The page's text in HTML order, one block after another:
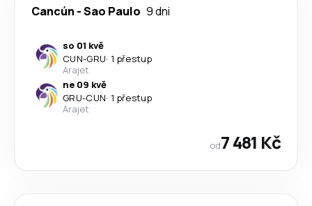
Cancún -Sao Paulo 9 dni
so 01 kvě
CUN-GRU· 1 přestup
Arajet
ne 09 kvě
GRU-CUN· 1 přestup
Arajet
od7 481 Kč